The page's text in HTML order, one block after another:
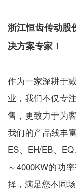
浙江恒齿传动
决方案专家！
作为一家深耕于
业，我们不仅专
售，更致力于为
我们的产品线丰
ES、EH/EB、
～4000KW的功
择，满足您不同